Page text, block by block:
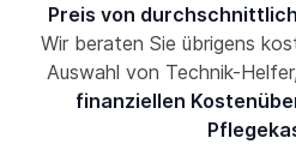
Preis von
Wir beraten Sie übrigens
Auswahl von Technik-
finanziellen